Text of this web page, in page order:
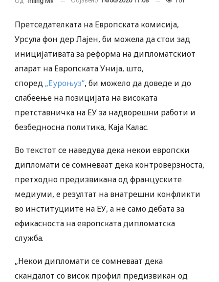
Претседателката на Европската комисија,
Урсула фон дер Лајен, би можела да стои зад
иницијативата за реформа на дипломатскиот
апарат на Европската Унија, што,
според „Еуроњуз“, би можело да доведе и до
слабеење на позицијата на високата
претставничка на ЕУ за надворешни работи и
безбедносна политика, Каја Калас.
Во текстот се наведува дека некои европски
дипломати се сомневаат дека контроверзноста,
претходно предизвикана од француските
медиуми, е резултат на внатрешни конфликти
во институциите на ЕУ, а не само дебата за
ефикасноста на европската дипломатска
служба.
„Некои дипломати се сомневаат дека
скандалот со висок профил предизвикан од